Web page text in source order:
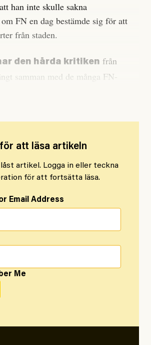
han inte skulle sakna
FN en dag bestämde sig för att
från staden.
den hårda kritiken från
samman med de många FN-
att läsa artikeln
artikel. Logga in eller teckna
för att fortsätta läsa.
Email Address
Me